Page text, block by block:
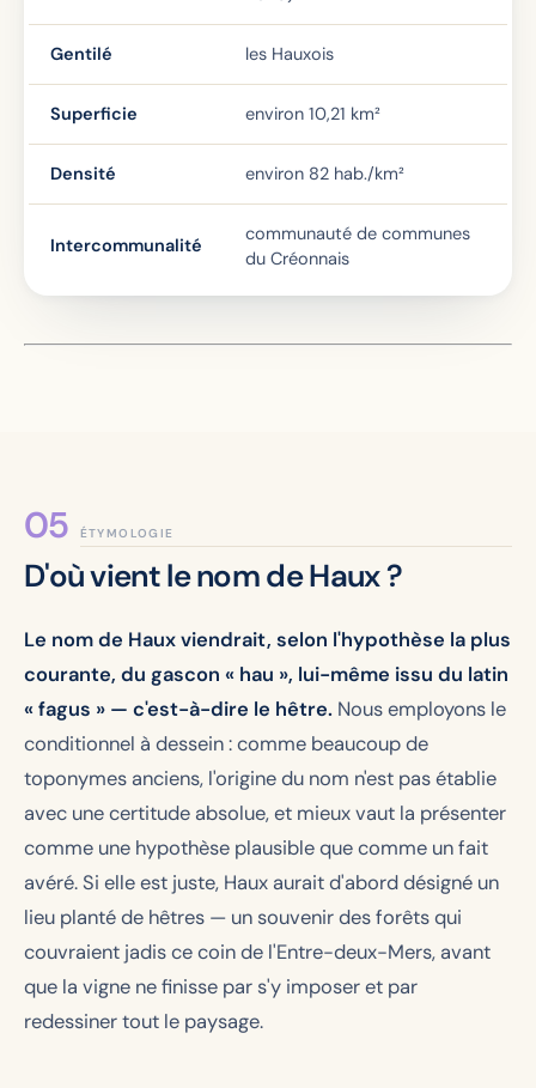
Gentilé les Hauxois
Superficie environ 10,21 km²
Densité environ 82 hab./km²
Intercommunalité
communauté de communes
du Créonnais
ÉTYMOLOGIE
D'où vient le nom de Haux ?
Le nom de Haux viendrait, selon l'hypothèse la plus
courante, du gascon « hau », lui-même issu du latin
« fagus » — c'est-à-dire le hêtre. Nous employons le
conditionnel à dessein : comme beaucoup de
toponymes anciens, l'origine du nom n'est pas établie
avec une certitude absolue, et mieux vaut la présenter
comme une hypothèse plausible que comme un fait
avéré. Si elle est juste, Haux aurait d'abord désigné un
lieu planté de hêtres — un souvenir des forêts qui
couvraient jadis ce coin de l'Entre-deux-Mers, avant
que la vigne ne finisse par s'y imposer et par
redessiner tout le paysage.